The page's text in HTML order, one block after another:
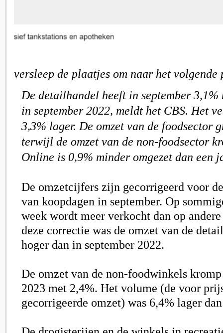
versleep de plaatjes om naar het
De detailhandel heeft in september 3,1%
in september 2022, meldt het CBS. Het
3,3% lager. De omzet van de foodsector
terwijl de omzet van de non-foodsector
Online is 0,9% minder omgezet dan een
De omzetcijfers zijn gecorrigeerd voor
van koopdagen in september. Op
week wordt meer verkocht dan op
deze correctie was de omzet van de
hoger dan in september 2022.
De omzet van de non-foodwinkels
2023 met 2,4%. Het volume (de voor
gecorrigeerde omzet) was 6,4% lager